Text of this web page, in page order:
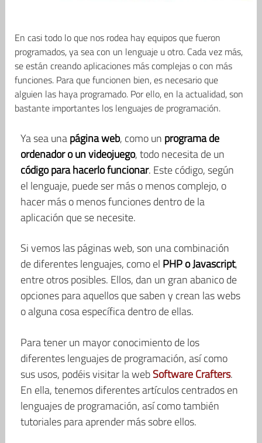
En casi todo lo que nos rodea hay equipos que fueron
programados, ya sea con un lenguaje u otro. Cada vez más,
se están creando aplicaciones más complejas o con más
funciones. Para que funcionen bien, es necesario que
alguien las haya programado. Por ello, en la actualidad, son
bastante importantes los lenguajes de programación.
Ya sea unapágina web, como un programa de
ordenador o un videojuego, todo necesita de un
código para hacerlo funcionar. Este código, según
el lenguaje, puede ser más o menos complejo, o
hacer más o menos funciones dentro de la
aplicación que se necesite.
Si vemos las páginas web, son una combinación
de diferentes lenguajes, como el PHP o Javascript,
entre otros posibles. Ellos, dan un gran abanico de
opciones para aquellos que saben y crean las webs
o alguna cosa específica dentro de ellas.
Para tener un mayor conocimiento de los
diferentes lenguajes de programación, así como
sus usos, podéis visitar la webSoftware Crafters.
En ella, tenemos diferentes artículos centrados en
lenguajes de programación, así como también
tutoriales para aprender más sobre ellos.